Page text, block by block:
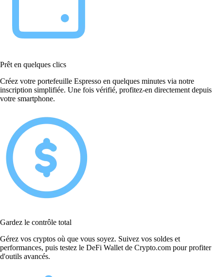
Prêt en quelques clics
Créez votre portefeuille Espresso en quelques minutes via notre
inscription simplifiée. Une fois vérifié, profitez-en directement depuis
votre smartphone.
Gardez le contrôle total
Gérez vos cryptos où que vous soyez. Suivez vos soldes et
performances, puis testez le DeFi Wallet de Crypto.com pour profiter
d'outils avancés.